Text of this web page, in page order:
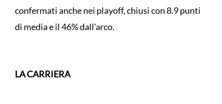
confermati anche nei playoff, chiusi con 8.9 punti
di media e il 46% dall'arco.
LA CARRIERA